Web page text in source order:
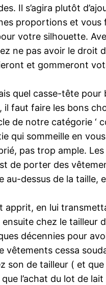
Il s’agira plutôt
proportions et
votre silhouette.
ne pas avoir le
et gommeront
quel casse-tête
faut faire les bons
de notre catégorie ‘
qui sommeille en
pas trop ample.
de porter des
au-dessus de la taille,
apprit, en lui
chez le
décennies pour
cessa
de tailleur ( et
l’achat du lot de